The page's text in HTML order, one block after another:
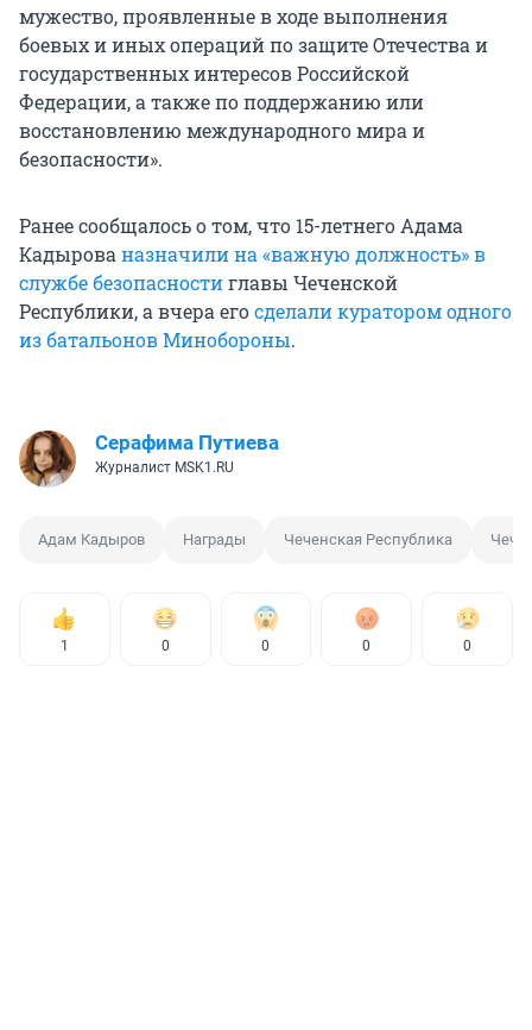
мужество, проявленные в ходе выполнения
боевых и иных операций по защите Отечества и
государственных интересов Российской
Федерации, а также по поддержанию или
восстановлению международного мира и
безопасности».
Ранее сообщалось о том, что 15-летнего Адама
Кадырова назначили на «важную должность» в
службе безопасностиглавы Чеченской
Республики, а вчера егосделали куратором одного
из батальонов Минобороны.
Серафима Путиева
Журналист MSK1.RU
Адам Кадыров Награды Чеченская Республика
1 0 0 0 0